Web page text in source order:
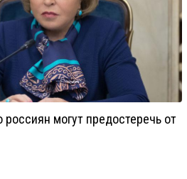
россиян могут предостеречь от